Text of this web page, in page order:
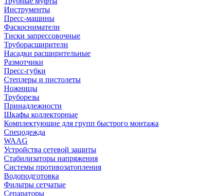
Инструменты
Пресс-машины
Фаскосниматели
Тиски запрессовочные
Труборасширители
Насадки расширительные
Размотчики
Пресс-губки
Степлеры и пистолеты
Ножницы
Труборезы
Принадлежности
Шкафы коллекторные
Комплектующие для групп быстрого монтажа
Спецодежда
WAAG
Устройства сетевой защиты
Стабилизаторы напряжения
Системы противозатопления
Водоподготовка
Фильтры сетчатые
Сепараторы